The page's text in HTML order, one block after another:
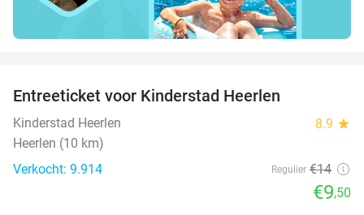
Entreeticket voor Kinderstad Heerlen
Kinderstad Heerlen 8.9 star
Heerlen (10 km)
Verkocht: 9.914
Regulier €14
€9,50